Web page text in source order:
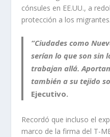
cónsules en EE.UU., a
protección a los migrantes.
“Ciudades como
serían lo que son sin
trabajan allá.
también a su tejido
Ejecutivo.
Recordó que incluso el
marco de la firma del T-